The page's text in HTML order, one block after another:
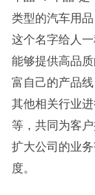
类型的汽车用
这个名字给人
能够提供高品
富自己的产品
其他相关行业
等，共同为客
扩大公司的业
度。